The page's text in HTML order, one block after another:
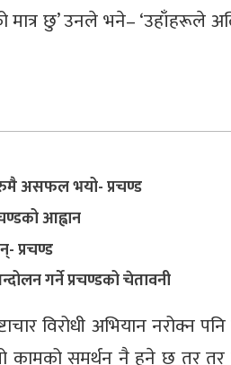
छु’ उनले भने– ‘उहाँहरूले
असफल भयो- प्रचण्ड
आह्वान
प्रचण्ड
गर्ने प्रचण्डको चेतावनी
विरोधी अभियान नरोक्न
कामको समर्थन नै हुने छ तर तर